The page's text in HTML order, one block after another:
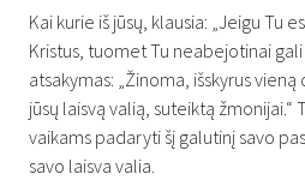
Kai kurie iš jūsų, klausia: „Jeigu Tu
Kristus, tuomet Tu neabejotinai
atsakymas: „Žinoma, išskyrus vieną
jūsų laisvą valią, suteiktą žmonijai.“
vaikams padaryti šį galutinį savo
savo laisva valia.